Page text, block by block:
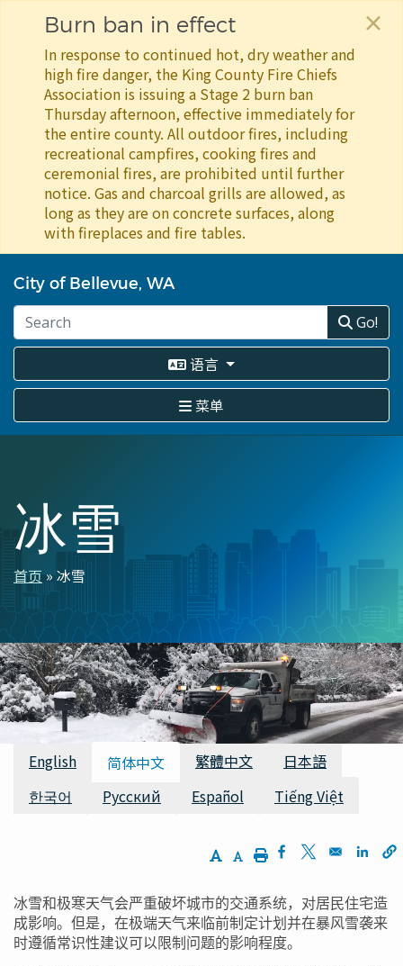
转
到
要
容
Burn ban in effect
In response to continued hot, dry weather and
high fire danger, the King County Fire Chiefs
Association is issuing a Stage 2 burn ban
Thursday afternoon, effective immediately for
the entire county. All outdoor fires, including
recreational campfires, cooking fires and
ceremonial fires, are prohibited until further
notice. Gas and charcoal grills are allowed, as
long as they are on concrete surfaces, along
with fireplaces and fire tables.
×
City of Bellevue, WA
Go!
语言
菜单
冰雪
面
包
屑
首页 冰雪
可用翻译
English 简体中文 繁體中文
日本語
한국어
Русский Español Tiếng Việt
Increase Text Size
Decrease Text Size
PrintOpens in a new
Opens in a
冰雪和极寒天气会严重破坏城市的交通系统，对居民住宅造
成影响。但是，在极端天气来临前制定计划并在暴风雪袭来
时遵循常识性建议可以限制问题的影响程度。